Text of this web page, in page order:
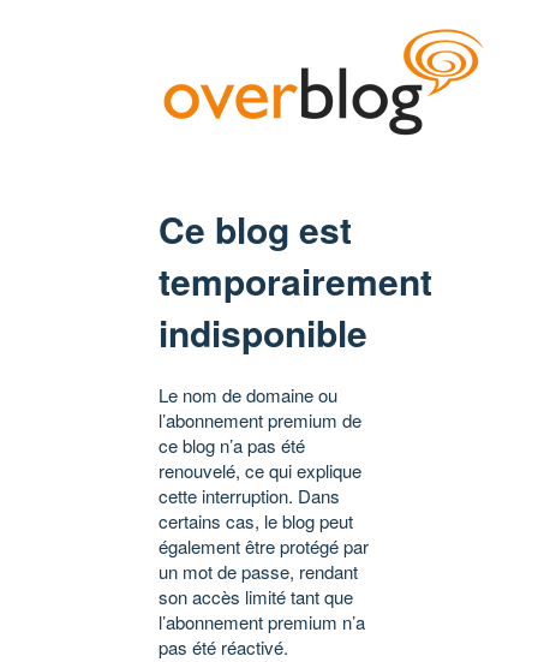
Ce blog est
temporairement
indisponible
Le nom de domaine ou
l’abonnement premium de
ce blog n’a pas été
renouvelé, ce qui explique
cette interruption. Dans
certains cas, le blog peut
également être protégé par
un mot de passe, rendant
son accès limité tant que
l’abonnement premium n’a
pas été réactivé.